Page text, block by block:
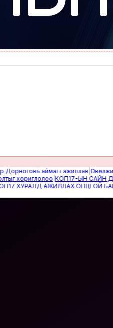
аймагт ажиллав|
|КОП17-ЫН САЙН
АЖИЛЛАХ ОНЦГОЙ